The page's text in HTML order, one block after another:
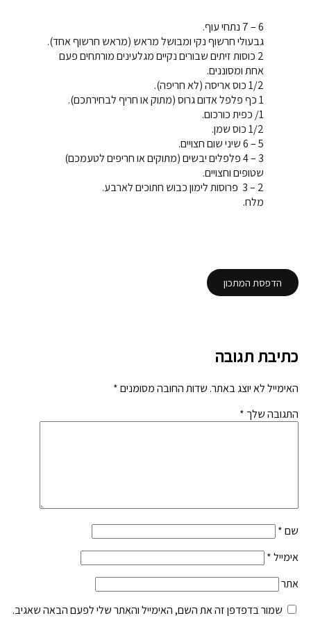
6 – 7 נתחי עוף.
גבעולי חרשוף נקי ומבושל מראש (מראש חרשוף אחד).
2 כוסות זיתים שבורים נקיים מגלעינים מורתחים פעם
אחת ומסוננים.
1/2 כוס אריסה (לא חריפה).
1 כף פלפל אדום גרוס (מתוק או חריף לבחירתכם).
1/ כפית כורכום.
1/2 כוס שמן.
5 – 6 שיני שום חצויים.
3 – 4 פלפלים יבשים (מתוקים או חריפים לטעמכם)
שטופים וחצויים.
2 – 3 פרוסות לימון כבוש חתוכים לארבע.
מלח.
הדפסת המתכון
כתיבת תגובה
האימייל לא יוצג באתר. שדות החובה מסומנים*
התגובה שלך *
שם*
אימייל*
אתר
שמור בדפדפן זה את השם, האימייל והאתר שלי לפעם הבאה שאגיב.